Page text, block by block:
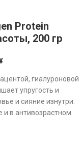
Protein
200 гр
гиалуроновой
упругость и
и сияние изнутри.
и в антивозрастном